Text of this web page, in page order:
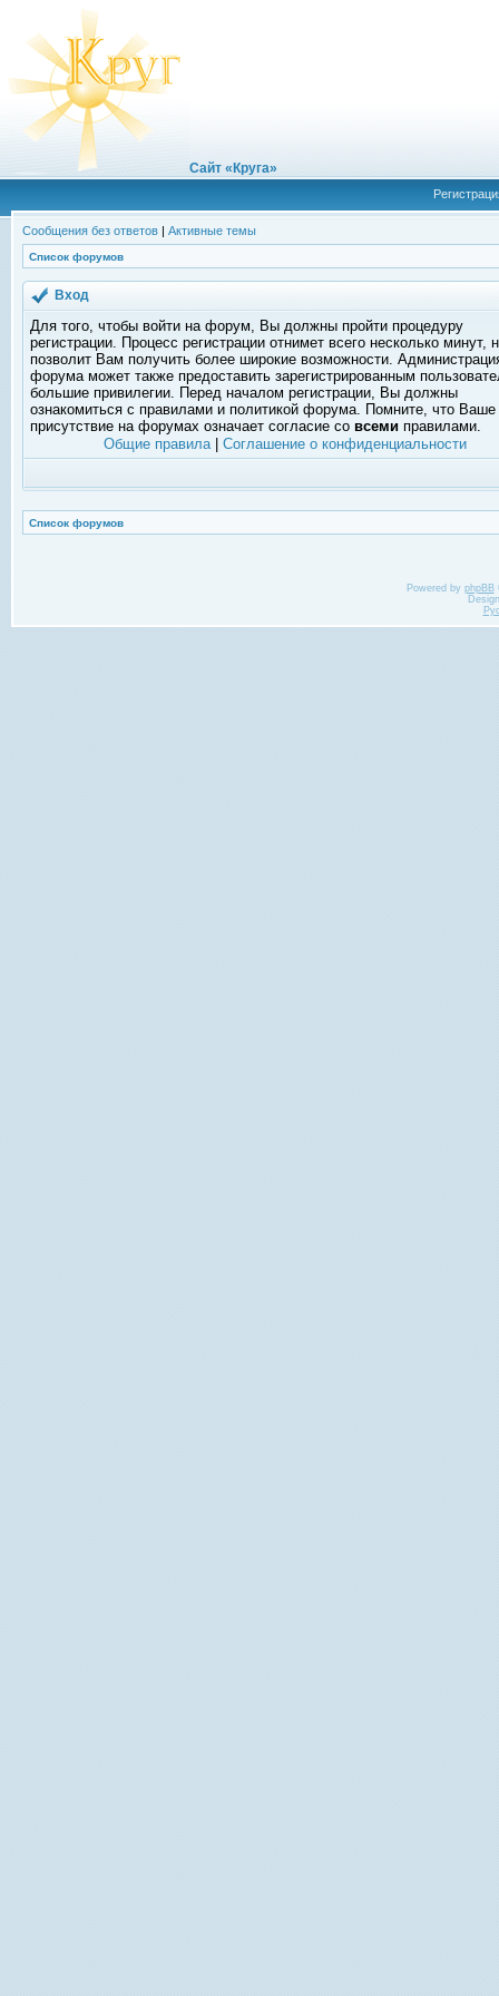
Сайт «Круга»
Сообщения без ответов | Активные темы
Список форумов
Вход
Для того, чтобы войти на форум, Вы должны пройти процедуру
регистрации. Процесс регистрации отнимет всего несколько минут,
позволит Вам получить более широкие возможности.
форума может также предоставить зарегистрированным
большие привилегии. Перед началом регистрации, Вы должны
ознакомиться с правилами и политикой форума. Помните, что Ваше
присутствие на форумах означает согласие со всеми правилами.
Общие правила| Соглашение о конфиденциальности
Список форумов
Powered by phpBB